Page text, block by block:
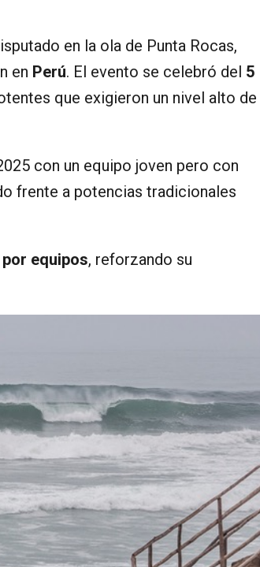
en la ola de Punta Rocas,
en Perú. El evento se celebró del 5
que exigieron un nivel alto de
con un equipo joven pero con
frente a potencias tradicionales
equipos, reforzando su